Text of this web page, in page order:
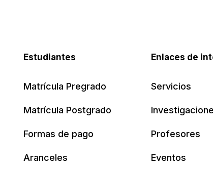
Estudiantes
Matrícula Pregrado
Matrícula Postgrado
Formas de pago
Aranceles
Enlaces de
Servicios
Profesores
Eventos